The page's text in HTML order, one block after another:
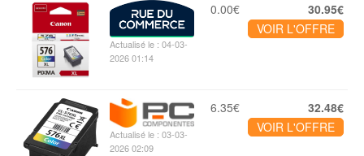
Actualisé le : 04-03-
2026 01:14
0.00€
30.95€
VOIR L'OFFRE
Actualisé le : 03-03-
2026 02:09
6.35€
32.48€
VOIR L'OFFRE